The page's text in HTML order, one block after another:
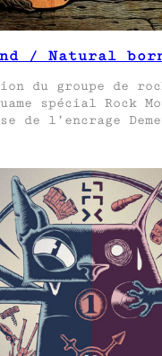
/ Natural
du groupe de
spécial Rock
de l’encrage